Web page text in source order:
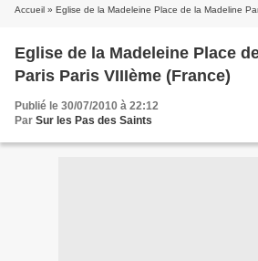
Accueil » Eglise de la Madeleine Place de la Madeline
Eglise de la Madeleine Place
Paris Paris VIIIème (France)
Publié le 30/07/2010 à 22:12
Par Sur les Pas des Saints